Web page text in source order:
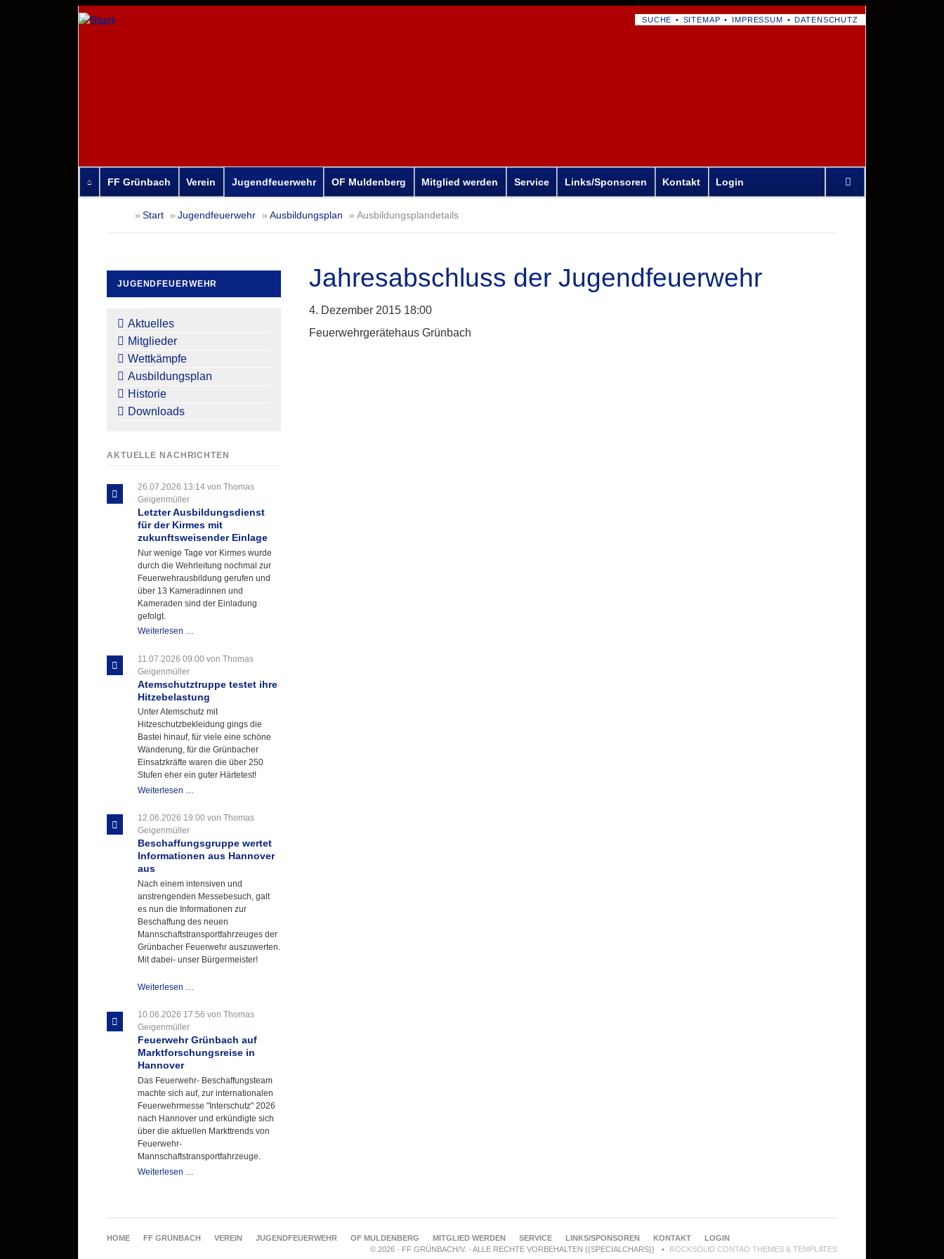
NAVIGATION
SUCHE SITEMAP IMPRESSUM DATENSCHUTZ
überspringen
FF Grünbach Verein Jugendfeuerwehr OF Muldenberg Mitglied werden Service Links/Sponsoren Kontakt Login
überspringen
Start Jugendfeuerwehr Ausbildungsplan Ausbildungsplandetails
Jahresabschluss der Jugendfeuerwehr
4. Dezember 2015 18:00
Feuerwehrgerätehaus Grünbach
JUGENDFEUERWEHR
überspringen
Aktuelles
Mitglieder
Wettkämpfe
Ausbildungsplan
Historie
Downloads
AKTUELLE NACHRICHTEN
26.07.2026 13:14 von Thomas
Geigenmüller
Letzter Ausbildungsdienst
für der Kirmes mit
zukunftsweisender Einlage
Nur wenige Tage vor Kirmes wurde
durch die Wehrleitung nochmal zur
Feuerwehrausbildung gerufen und
über 13 Kameradinnen und
Kameraden sind der Einladung
gefolgt.
Weiterlesen …
für
Kirmes
mit
zukunftsweisender
Einlage
11.07.2026 09:00 von Thomas
Geigenmüller
Atemschutztruppe testet ihre
Hitzebelastung
Unter Atemschutz mit
Hitzeschutzbekleidung gings die
Bastei hinauf, für viele eine schöne
Wanderung, für die Grünbacher
Einsatzkräfte waren die über 250
Stufen eher ein guter Härtetest!
Weiterlesen …
ihre
12.06.2026 19:00 von Thomas
Geigenmüller
Beschaffungsgruppe wertet
Informationen aus Hannover
aus
Nach einem intensiven und
anstrengenden Messebesuch, galt
es nun die Informationen zur
Beschaffung des neuen
Mannschaftstransportfahrzeuges der
Grünbacher Feuerwehr auszuwerten.
Mit dabei- unser Bürgermeister!
Weiterlesen …
Informationen
Hannover
aus
10.06.2026 17:56 von Thomas
Geigenmüller
Feuerwehr Grünbach auf
Marktforschungsreise in
Hannover
Das Feuerwehr- Beschaffungsteam
machte sich auf, zur internationalen
Feuerwehrmesse "Interschutz" 2026
nach Hannover und erkündigte sich
über die aktuellen Markttrends von
Feuerwehr-
Mannschaftstransportfahrzeuge.
Weiterlesen …
in
Hannover
NAVIGATION
HOME FF GRÜNBACH VEREIN JUGENDFEUERWEHR OF MULDENBERG MITGLIED WERDEN SERVICE LINKS/SPONSOREN KONTAKT
LOGIN
© 2026 · FF GRÜNBACH/V. - ALLE RECHTE VORBEHALTEN {{SPECIALCHARS}}
ROCKSOLID CONTAO THEMES & TEMPLATES